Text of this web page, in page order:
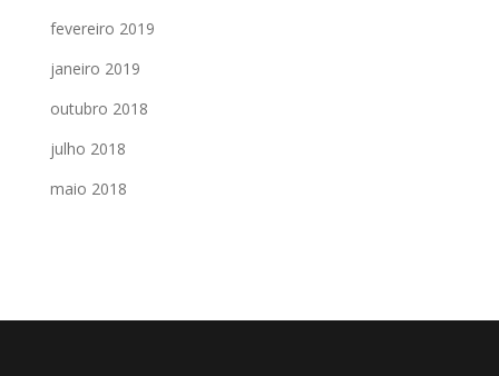
fevereiro 2019
janeiro 2019
outubro 2018
julho 2018
maio 2018